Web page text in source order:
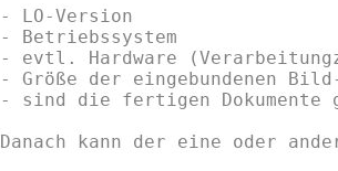
- LO-Version
- Betriebssystem
- evtl. Hardware
- Größe der eingebundenen
- sind die fertigen Dokumente
Danach kann der eine oder